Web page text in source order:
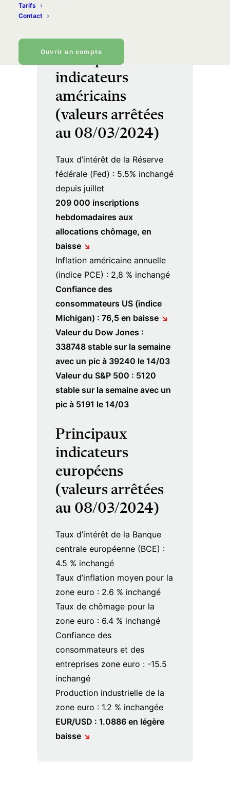
Tarifs
Contact
Ouvrir un compte
Principaux
indicateurs
américains
(valeurs arrêtées
au 08/03/2024)
Taux d’intérêt de la Réserve
fédérale (Fed) : 5.5% inchangé
depuis juillet
209 000 inscriptions
hebdomadaires aux
allocations chômage, en
baisse ↘︎
Inflation américaine annuelle
(indice PCE) : 2,8 % inchangé
Confiance des
consommateurs US (indice
Michigan) : 76,5 en baisse ↘︎
Valeur du Dow Jones :
338748 stable sur la semaine
avec un pic à 39240 le 14/03
Valeur du S&P 500 : 5120
stable sur la semaine avec un
pic à 5191 le 14/03
Principaux
indicateurs
européens
(valeurs arrêtées
au 08/03/2024)
Taux d’intérêt de la Banque
centrale européenne (BCE) :
4.5 % inchangé
Taux d’inflation moyen pour la
zone euro : 2.6 % inchangé
Taux de chômage pour la
zone euro : 6.4 % inchangé
Confiance des
consommateurs et des
entreprises zone euro : -15.5
inchangé
Production industrielle de la
zone euro : 1.2 % inchangée
EUR/USD : 1.0886 en légère
baisse ↘︎